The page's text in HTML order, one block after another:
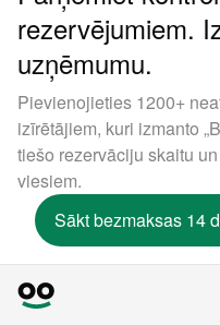
rezervējumiem.
uzņēmumu.
Pievienojieties 1200+
izīrētājiem, kuri izmanto
tiešo rezervāciju skaitu
viesiem.
Sākt bezmaksas 14